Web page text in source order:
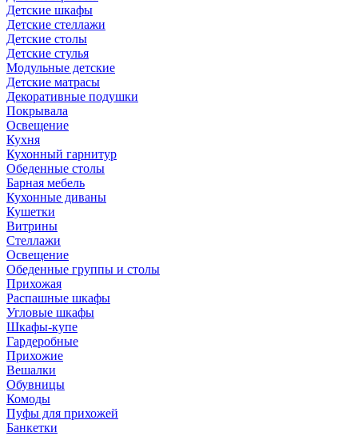
Детские шкафы
Детские стеллажи
Детские столы
Детские стулья
Модульные детские
Детские матрасы
Декоративные подушки
Покрывала
Освещение
Кухня
Кухонный гарнитур
Обеденные столы
Барная мебель
Кухонные диваны
Кушетки
Витрины
Стеллажи
Освещение
Обеденные группы и столы
Прихожая
Распашные шкафы
Угловые шкафы
Шкафы-купе
Гардеробные
Прихожие
Вешалки
Обувницы
Комоды
Пуфы для прихожей
Банкетки